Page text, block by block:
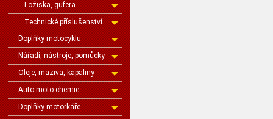
Ložiska, gufera
Technické příslušenství
Doplňky motocyklu
Nářadí, nástroje, pomůcky
Oleje, maziva, kapaliny
Auto-moto chemie
Doplňky motorkáře